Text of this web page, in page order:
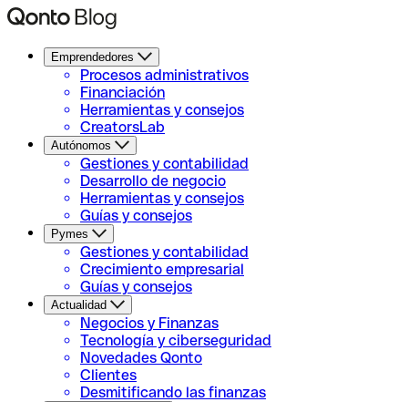
Emprendedores
Procesos administrativos
Financiación
Herramientas y consejos
CreatorsLab
Autónomos
Gestiones y contabilidad
Desarrollo de negocio
Herramientas y consejos
Guías y consejos
Pymes
Gestiones y contabilidad
Crecimiento empresarial
Guías y consejos
Actualidad
Negocios y Finanzas
Tecnología y ciberseguridad
Novedades Qonto
Clientes
Desmitificando las finanzas